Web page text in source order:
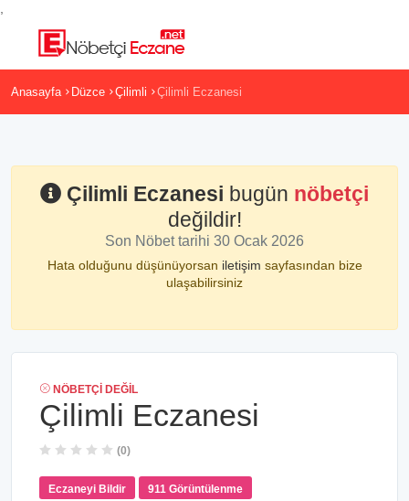
Anasayfa Düzce Çilimli Çilimli Eczanesi
Çilimli Eczanesi bugün nöbetçi
değildir!
Son Nöbet tarihi 30 Ocak 2026
Hata olduğunu düşünüyorsan iletişim sayfasından bize
ulaşabilirsiniz
NÖBETÇI DEĞIL
Çilimli Eczanesi
(0)
Eczaneyi Bildir 911 Görüntülenme